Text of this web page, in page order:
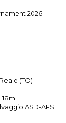
2026
(TO)
ASD-APS